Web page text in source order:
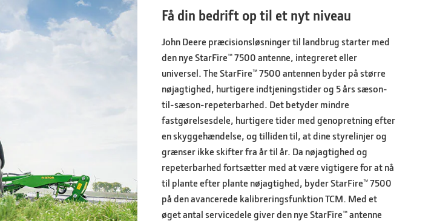
Få din bedrift op til et nyt niveau
John Deere præcisionsløsninger til landbrug starter med
den nye StarFire™ 7500 antenne, integreret eller
universel. The StarFire™ 7500 antennen byder på større
nøjagtighed, hurtigere indtjeningstider og 5 års sæson-
til-sæson-repeterbarhed. Det betyder mindre
fastgørelsesdele, hurtigere tider med genopretning efter
en skyggehændelse, og tilliden til, at dine styrelinjer og
grænser ikke skifter fra år til år. Da nøjagtighed og
repeterbarhed fortsætter med at være vigtigere for at nå
til plante efter plante nøjagtighed, byder StarFire™ 7500
på den avancerede kalibreringsfunktion TCM. Med et
øget antal servicedele giver den nye StarFire™ antenne